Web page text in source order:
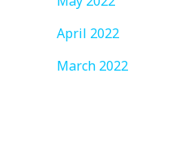
April 2022
March 2022